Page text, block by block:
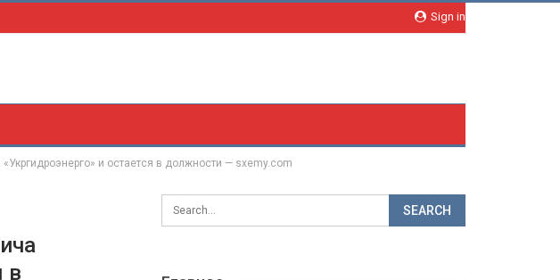
Sign in
и остается в должности — sxemy.com
в